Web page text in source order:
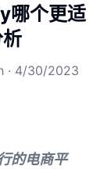
个更适
· 4/30/2023
的电商平